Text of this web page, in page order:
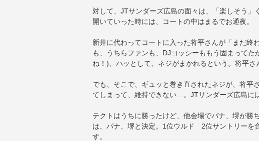
対して、JTサンダーズ広島の面々は、「楽しそう
開いていった時には、コートの中はまるでお通夜。
新井に代わってコートに入った将平さんが「まだ終
も、うちらファンも、DJヨッシーももう固まって
ね！)、ハッとして、ネジがまかれるという。将平さ
でも、そこで、ギュッと巻き直されたネジが、将平
てしまって、維持できない…。JTサンダーズ広島に
テクトはうちに勝ったけど、他会場でパナ、堺が勝
は、パナ、堺と決定。1位ウルド 2位サントリーを
す。